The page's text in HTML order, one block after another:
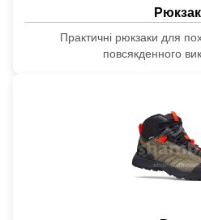
Практичні рюкзаки для
повсякденного